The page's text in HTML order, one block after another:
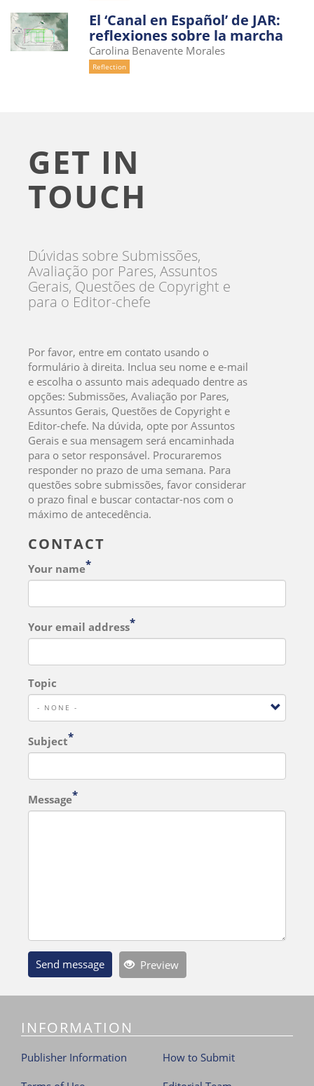
El ‘Canal en Español’ de JAR:
reflexiones sobre la marcha
Carolina Benavente Morales
Reflection
GET IN
TOUCH
Dúvidas sobre Submissões,
Avaliação por Pares, Assuntos
Gerais, Questões de Copyright e
para o Editor-chefe
Por favor, entre em contato usando o
formulário à direita. Inclua seu nome e e-mail
e escolha o assunto mais adequado dentre as
opções: Submissões, Avaliação por Pares,
Assuntos Gerais, Questões de Copyright e
Editor-chefe. Na dúvida, opte por Assuntos
Gerais e sua mensagem será encaminhada
para o setor responsável. Procuraremos
responder no prazo de uma semana. Para
questões sobre submissões, favor considerar
o prazo final e buscar contactar-nos com o
máximo de antecedência.
CONTACT
Your name
Your email address
Topic
Subject
Message
Send message Preview
INFORMATION
Publisher Information How to Submit